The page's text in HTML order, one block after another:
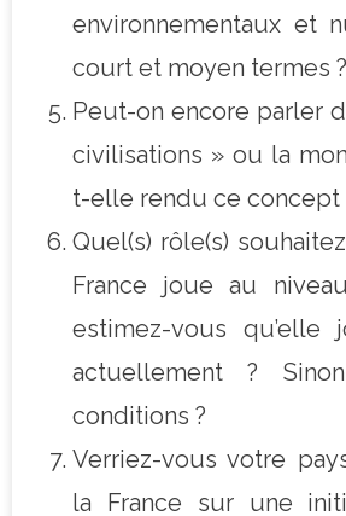
environnementaux et
court et moyen termes ?
Peut-on encore parler
civilisations » ou la
t-elle rendu ce concept
Quel(s) rôle(s)
France joue au
estimez-vous qu’elle
actuellement ?
conditions ?
Verriez-vous votre
la France sur une